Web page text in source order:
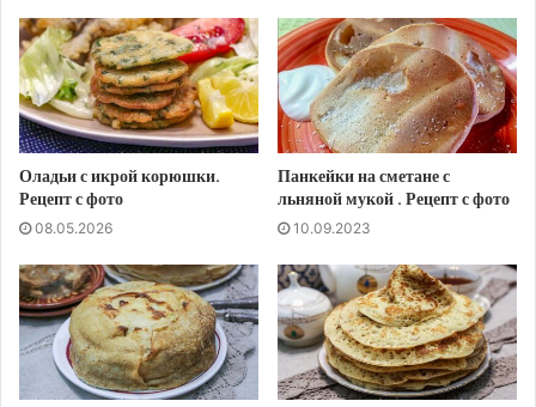
Оладьи с икрой корюшки.
Рецепт с фото
08.05.2026
Панкейки на сметане с
льняной мукой . Рецепт с фото
10.09.2023